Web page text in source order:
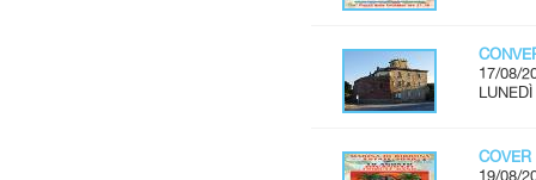
17/08/
COVER
19/08/